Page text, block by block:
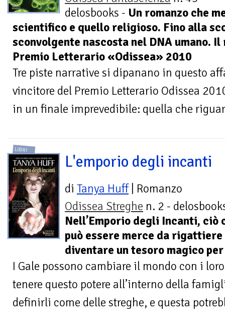
delosbooks - Un romanzo che
scientifico e quello religioso. Fino alla
sconvolgente nascosta nel DNA umano.
Premio Letterario «Odissea» 2010
Tre piste narrative si dipanano in questo
vincitore del Premio Letterario Odissea
in un finale imprevedibile: quella che
LIBRI
L'emporio degli incanti
di Tanya Huff| Romanzo
Odissea Streghe n. 2 -
Nell’Emporio degli Incanti, ciò
può essere merce da rigattiere
diventare un tesoro magico
I Gale possono cambiare il mondo con i
tenere questo potere all’interno della
definirli come delle streghe, e questa